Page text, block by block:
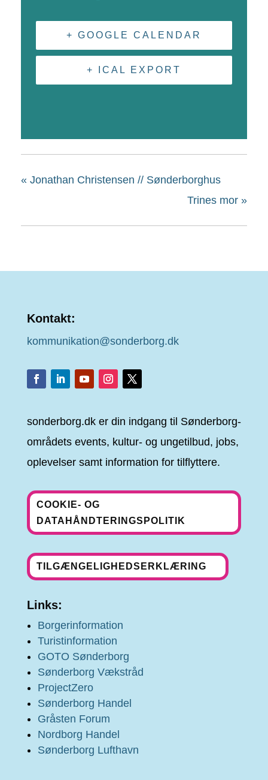
+ GOOGLE CALENDAR
+ ICAL EXPORT
« Jonathan Christensen // Sønderborghus
Trines mor »
Kontakt:
kommunikation@sonderborg.dk
sonderborg.dk er din indgang til Sønderborg-
områdets events, kultur- og ungetilbud, jobs,
oplevelser samt information for tilflyttere.
COOKIE- OG
DATAHÅNDTERINGSPOLITIK
TILGÆNGELIGHEDSERKLÆRING
Links:
Borgerinformation
Turistinformation
GOTO Sønderborg
Sønderborg Vækstråd
ProjectZero
Sønderborg Handel
Gråsten Forum
Nordborg Handel
Sønderborg Lufthavn